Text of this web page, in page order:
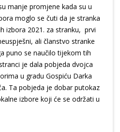
manje promjene kada su u
moglo se čuti da je stranka
izbora 2021. za stranku, prvi
ali članstvo stranke
puno se naučilo tijekom tih
je dala pobjeda dvojca
u gradu Gospiću Darka
Ta pobjeda je dobar putokaz
izbore koji će se održati u